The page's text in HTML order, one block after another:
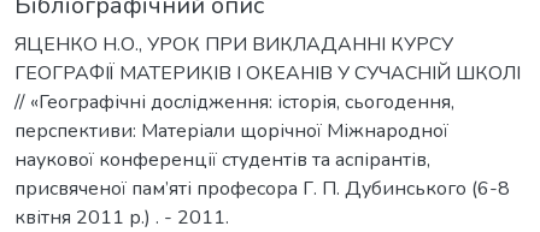
ЯЦЕНКО Н.О., УРОК ПРИ ВИКЛАДАННІ КУРСУ
ГЕОГРАФІЇ МАТЕРИКІВ І ОКЕАНІВ У СУЧАСНІЙ ШКОЛІ
// «Географічні дослідження: історія, сьогодення,
перспективи: Матеріали щорічної Міжнародної
наукової конференції студентів та аспірантів,
присвяченої пам’яті професора Г. П. Дубинського (6-8
квітня 2011 р.) . - 2011.